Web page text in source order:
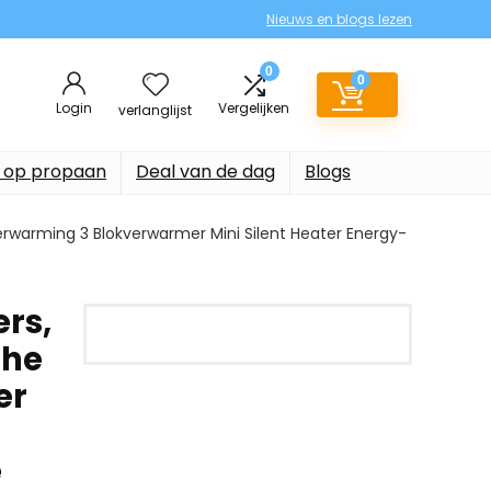
Nieuws en blogs lezen
Login verlanglijst
0
Vergelijken
0
propaan Deal van de dag Blogs
3 Blokverwarmer Mini Silent Heater Energy-